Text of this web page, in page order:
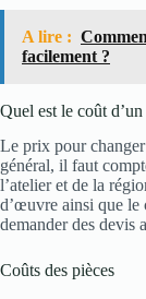
A lire :
facilement ?
Quel est le coût
Le prix pour
général, il faut
l’atelier et de la
d’œuvre ainsi que le
demander des devis
Coûts des pièces